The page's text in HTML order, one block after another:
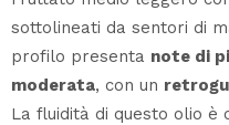
sottolineati da sentori di
profilo presenta note di
moderata, con un
La fluidità di questo olio è